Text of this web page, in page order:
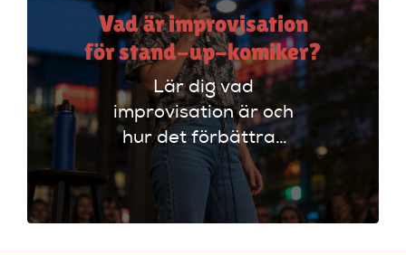
Vad är improvisation
för stand-up-komiker?
Lär dig vad
improvisation är och
hur det förbättrar
din stand-up!
Upptäck tekniker
som stärker ditt